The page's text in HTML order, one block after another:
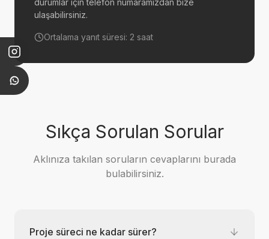
durumlar için telefon numaramızdan bize
ulaşabilirsiniz.
Ortalama yanıt süresi: 2 saat
Sıkça Sorulan Sorular
Aklınıza takılan soruların cevaplarını burada
bulabilirsiniz.
Proje süreci ne kadar sürer?